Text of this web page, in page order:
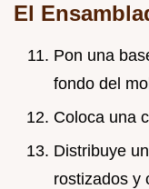
El
Pon una
fondo del
Coloca una
Distribuye
rostizados y